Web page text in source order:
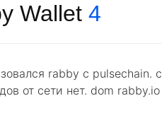
Wallet 4
rabby с pulsechain.
от сети нет. dom